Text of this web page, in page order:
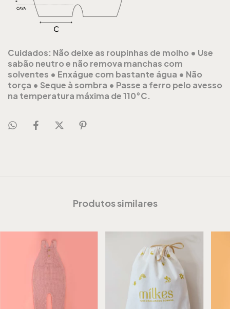
Cuidados: Não deixe as roupinhas de molho • Use
sabão neutro e não remova manchas com
solventes • Enxágue com bastante água • Não
torça • Seque à sombra • Passe a ferro pelo avesso
na temperatura máxima de 110°C.
Produtos similares